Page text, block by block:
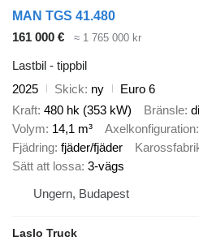
MAN TGS 41.480
161 000 €
≈ 1 765 000 kr
Lastbil - tippbil
2025
Skick ny
Euro 6
Kraft 480 hk (353 kW) Bränsle
Volym 14,1 m³ Axelkonfiguration
Fjädring fjäder/fjäder
Sätt att lossa 3-vägs
Ungern, Budapest
Laslo Truck